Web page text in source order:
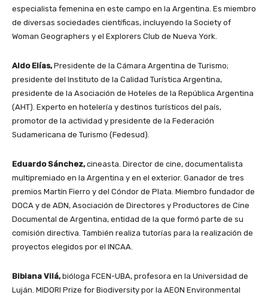
especialista femenina en este campo en la Argentina. Es miembro
de diversas sociedades científicas, incluyendo la Society of
Woman Geographers y el Explorers Club de Nueva York.
Aldo Elías,Presidente de la Cámara Argentina de Turismo;
presidente del Instituto de la Calidad Turística Argentina,
presidente de la Asociación de Hoteles de la República Argentina
(AHT). Experto en hotelería y destinos turísticos del país,
promotor de la actividad y presidente de la Federación
Sudamericana de Turismo (Fedesud).
Eduardo Sánchez,cineasta. Director de cine, documentalista
multipremiado en la Argentina y en el exterior. Ganador de tres
premios Martín Fierro y del Cóndor de Plata. Miembro fundador de
DOCA y de ADN, Asociación de Directores y Productores de Cine
Documental de Argentina, entidad de la que formó parte de su
comisión directiva. También realiza tutorías para la realización de
proyectos elegidos por el INCAA.
Bibiana Vilá,bióloga FCEN-UBA, profesora en la Universidad de
Luján. MIDORI Prize for Biodiversity por la AEON Environmental